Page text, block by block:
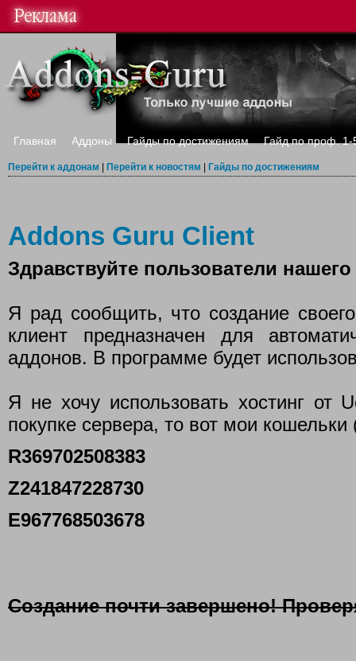
Главная Аддоны Гайды по достижениям Гайд по проф. 1-
Перейти к аддонам Перейти к новостям Гайды по достижениям
Addons Guru Client
Здравствуйте пользователи нашего
Я рад сообщить, что создание
клиент предназначен для
аддонов. В программе будет
Я не хочу использовать хостинг
покупке сервера, то вот мои
R369702508383
Z241847228730
E967768503678
Создание почти завершено!